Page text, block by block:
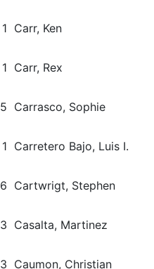
1 Carr, Ken
1 Carr, Rex
5 Carrasco, Sophie
1 Carretero Bajo, Luis I.
6 Cartwrigt, Stephen
3 Casalta, Martinez
3 Caumon, Christian